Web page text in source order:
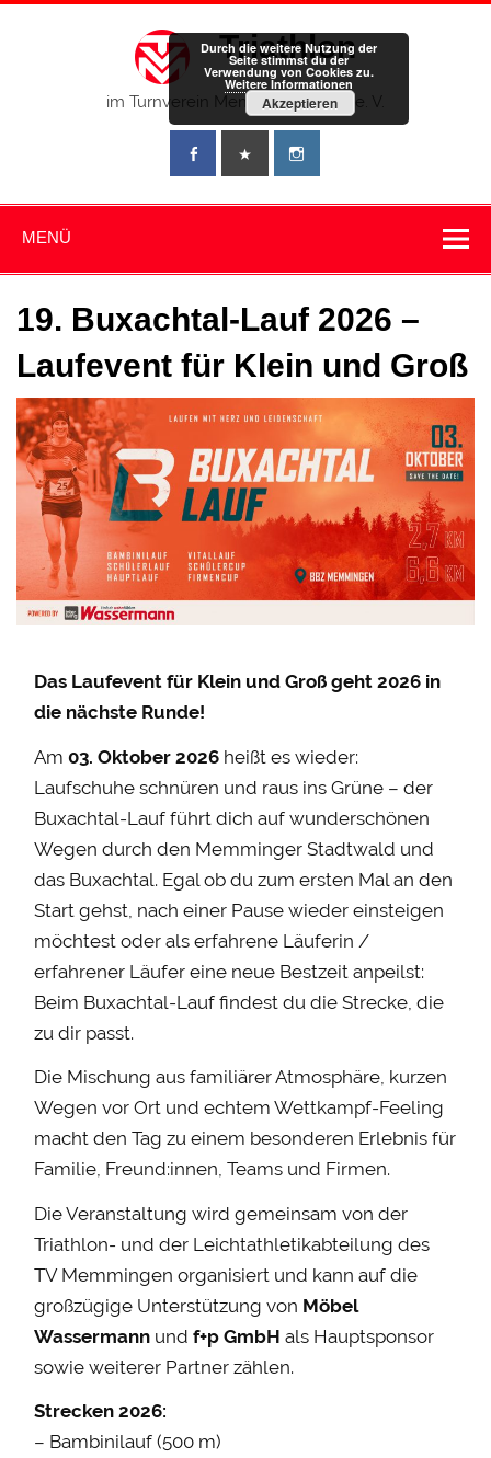
Zum
Triathlon
im Turnverein Memmingen 1859 e. V.
MENÜ
19. Buxachtal-Lauf 2026 –
Laufevent für Klein und Groß
Das Laufevent für Klein und Groß geht 2026 in
die nächste Runde!
Am03. Oktober 2026 heißt es wieder:
Laufschuhe schnüren und raus ins Grüne – der
Buxachtal-Lauf führt dich auf wunderschönen
Wegen durch den Memminger Stadtwald und
das Buxachtal. Egal ob du zum ersten Mal an den
Start gehst, nach einer Pause wieder einsteigen
möchtest oder als erfahrene Läuferin /
erfahrener Läufer eine neue Bestzeit anpeilst:
Beim Buxachtal-Lauf findest du die Strecke, die
zu dir passt.
Die Mischung aus familiärer Atmosphäre, kurzen
Wegen vor Ort und echtem Wettkampf-Feeling
macht den Tag zu einem besonderen Erlebnis für
Familie, Freund:innen, Teams und Firmen.
Die Veranstaltung wird gemeinsam von der
Triathlon- und der Leichtathletikabteilung des
TV Memmingen organisiert und kann auf die
großzügige Unterstützung von Möbel
Wassermann undf+p GmbH als Hauptsponsor
sowie weiterer Partner zählen.
Strecken 2026:
– Bambinilauf (500 m)
Durch die weitere Nutzung der
Seite stimmst du der
Verwendung von Cookies zu.
Weitere Informationen
Akzeptieren